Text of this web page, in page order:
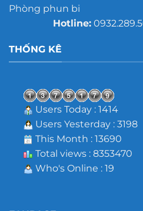
Phòng phun bi
Hotline:
THỐNG KÊ
Users Today : 1414
Users Yesterday : 3198
This Month : 13690
Total views : 8353470
Who's Online : 19